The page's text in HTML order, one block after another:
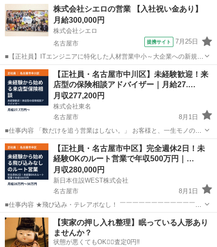
株式会社シエロの営業 【入社祝い金あり】
月給300,000円
株式会社シエロ
名古屋市
提携サイト 7月25日
■【正社員】ITエンジニアに特化した人材営業中小～大企業への新規及
びルート営業 ・企業へのアプローチ（新規3：既存7） ・エンジニアの
採用面談・企業への人材営業・就業現場への同行・終業後のフォロー
＼営業に集中できる分業体制を...
愛知 名古屋市 代理店営業
【正社員・名古屋市中川区】未経験歓迎！来
店型の保険相談アドバイザー｜月給27.…
月収277,200円
株式会社東名
名古屋市
8月1日
■仕事内容 「数だけを追う営業はしない。」 お客様と、一生モノの信
頼を築く。 10年、20年と「指名」されるプロへ。 ー「稼げるから」
ではなく「頼られるから」選ばれるー ノルマ制度なし＆完全来店型。
じっくり向き...
愛知 名古屋市 営業 未経験
【正社員・名古屋市中区】完全週休2日！未
経験OKのルート営業で年収500万円｜…
月収280,000円
新日本住設WEST株式会社
名古屋市
8月1日
■仕事内容 ★飛び込み・テレアポなし！ ￣￣￣￣￣￣￣￣￣￣￣￣￣
アポイント取得済み×提携先のハウスメーカーで住宅を購入したお客様
を1日最大3件訪問。住宅点検を通じてお客様との信頼関係を深め、太
陽光発電システムや蓄電...
愛知 名古屋市 営業 未経験
【実家の押し入れ整理】眠っている人形あり
ませんか？
状態が悪くてもOK🙆‍♀️査定0円‼️